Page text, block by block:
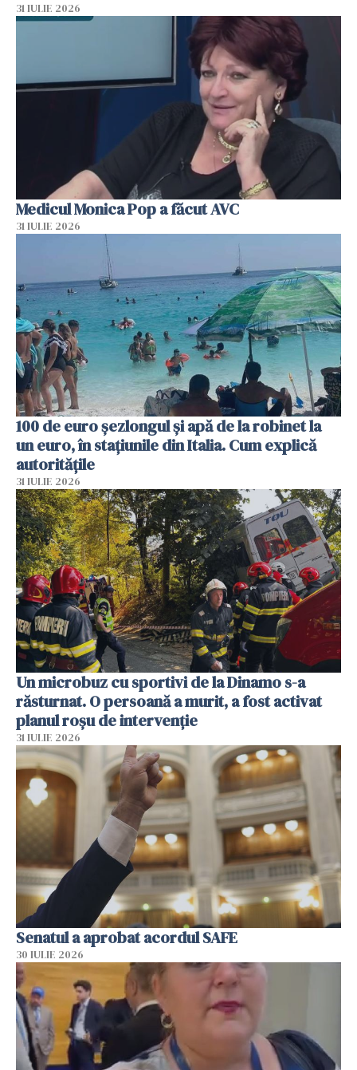
31 IULIE 2026
Medicul Monica Pop a făcut AVC
31 IULIE 2026
100 de euro șezlongul și apă de la robinet la
un euro, în stațiunile din Italia. Cum explică
autoritățile
31 IULIE 2026
Un microbuz cu sportivi de la Dinamo s-a
răsturnat. O persoană a murit, a fost activat
planul roșu de intervenție
31 IULIE 2026
Senatul a aprobat acordul SAFE
30 IULIE 2026